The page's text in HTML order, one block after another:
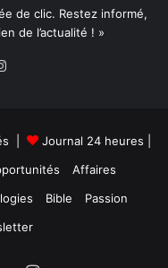
de clic. Restez informé,
de l’actualité ! »
Instagram
| Journal 24 heures
Affaires
Bible
Passion